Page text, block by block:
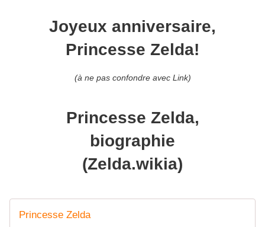
Joyeux anniversaire,
Princesse Zelda!
(à ne pas confondre avec Link)
Princesse Zelda,
biographie
(Zelda.wikia)
Princesse Zelda